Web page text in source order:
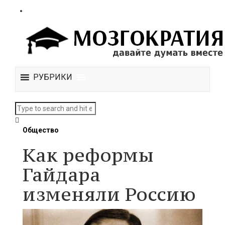
РУБРИКИ
Общество
Как реформы
Гайдара
изменяли Россию